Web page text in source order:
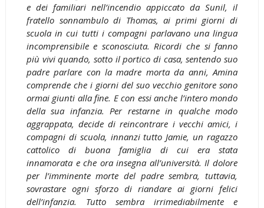
e dei familiari nell’incendio appiccato da Sunil, il
fratello sonnambulo di Thomas, ai primi giorni di
scuola in cui tutti i compagni parlavano una lingua
incomprensibile e sconosciuta. Ricordi che si fanno
più vivi quando, sotto il portico di casa, sentendo suo
padre parlare con la madre morta da anni, Amina
comprende che i giorni del suo vecchio genitore sono
ormai giunti alla fine. E con essi anche l’intero mondo
della sua infanzia. Per restarne in qualche modo
aggrappata, decide di reincontrare i vecchi amici, i
compagni di scuola, innanzi tutto Jamie, un ragazzo
cattolico di buona famiglia di cui era stata
innamorata e che ora insegna all’università. Il dolore
per l’imminente morte del padre sembra, tuttavia,
sovrastare ogni sforzo di riandare ai giorni felici
dell’infanzia. Tutto sembra irrimediabilmente e